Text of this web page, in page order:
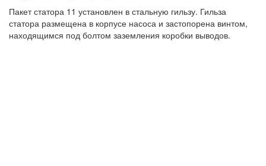
Пакет статора 11 установлен в стальную гильзу. Гильза
статора размещена в корпусе насоса и застопорена винтом,
находящимся под болтом заземления коробки выводов.